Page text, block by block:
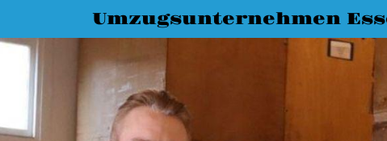
Umzugsunternehmen